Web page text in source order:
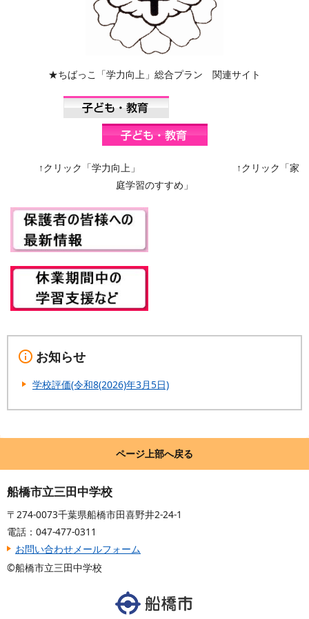
★ちばっこ「学力向上」総合プラン 関連サイト
↑クリック「学力向上」 ↑クリック「家
庭学習のすすめ」
お知らせ
学校評価(令和8(2026)年3月5日)
ページ上部へ戻る
船橋市立三田中学校
〒274-0073千葉県船橋市田喜野井2-24-1
電話：047-477-0311
お問い合わせメールフォーム
©船橋市立三田中学校